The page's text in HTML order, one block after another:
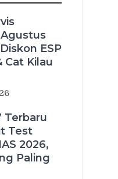
ESP
Cat Kilau
Terbaru
Test
2026,
Paling